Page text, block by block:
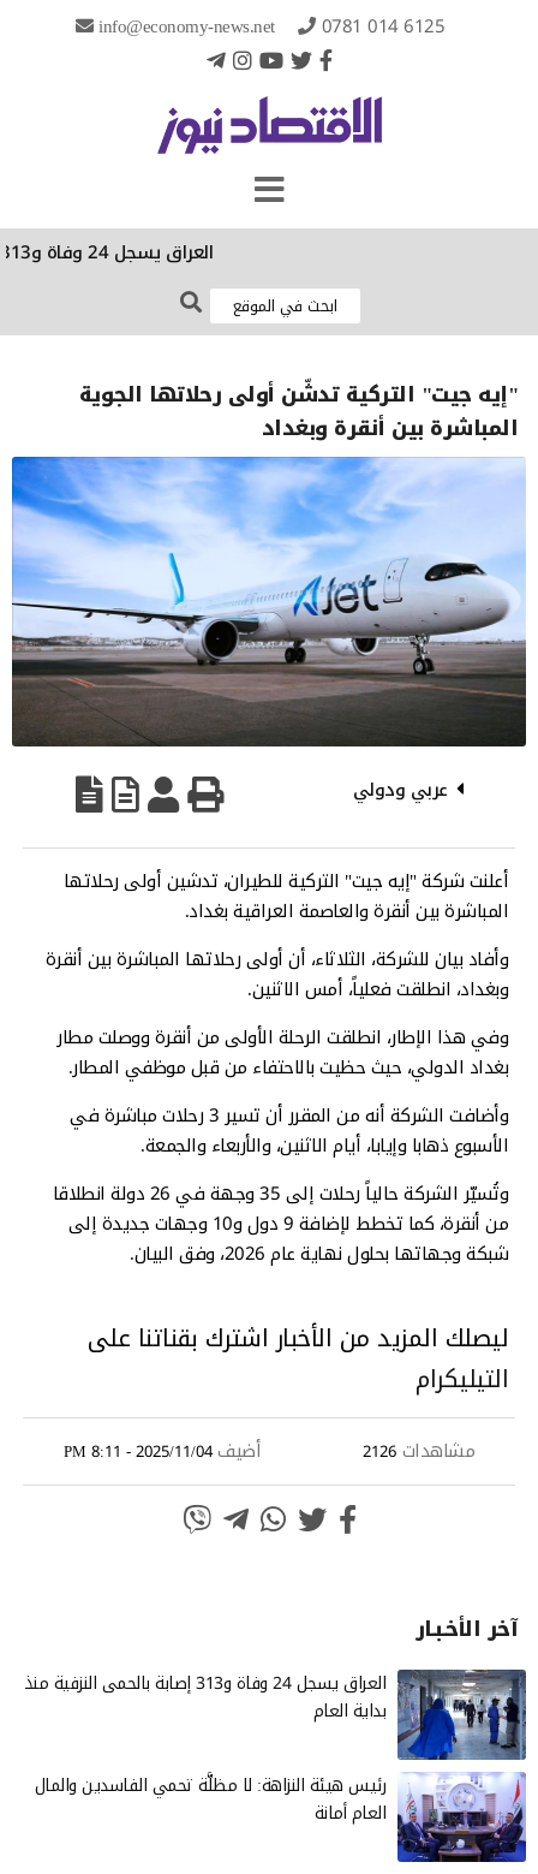
info@economy-news.net 0781 014 6125
العراق يسجل 24 وفاة و313 إصابة بالحمى النزفية منذ بداية العام
"إيه جيت" التركية تدشّن أولى رحلاتها الجوية
المباشرة بين أنقرة وبغداد
عربي ودولي
أعلنت شركة "إيه جيت" التركية للطيران، تدشين أولى رحلاتها
المباشرة بين أنقرة والعاصمة العراقية بغداد.
وأفاد بيان للشركة، الثلاثاء، أن أولى رحلاتها المباشرة بين أنقرة
وبغداد، انطلقت فعلياً، أمس الاثنين.
وفي هذا الإطار، انطلقت الرحلة الأولى من أنقرة ووصلت مطار
بغداد الدولي، حيث حظيت بالاحتفاء من قبل موظفي المطار.
وأضافت الشركة أنه من المقرر أن تسير 3 رحلات مباشرة في
الأسبوع ذهابا وإيابا، أيام الاثنين، والأربعاء والجمعة.
وتُسيّر الشركة حالياً رحلات إلى 35 وجهة في 26 دولة انطلاقا
من أنقرة، كما تخطط لإضافة 9 دول و10 وجهات جديدة إلى
شبكة وجهاتها بحلول نهاية عام 2026، وفق البيان.
ليصلك المزيد من الأخبار اشترك بقناتنا على
التيليكرام
مشاهدات 2126 أضيف2025/11/04 - 8:11 PM
آخر الأخـبـار
العراق يسجل 24 وفاة و313 إصابة بالحمى النزفية منذ
بداية العام
رئيس هيئة النزاهة: لا مظلَّة تحمي الفاسدين والمال
العام أمانة